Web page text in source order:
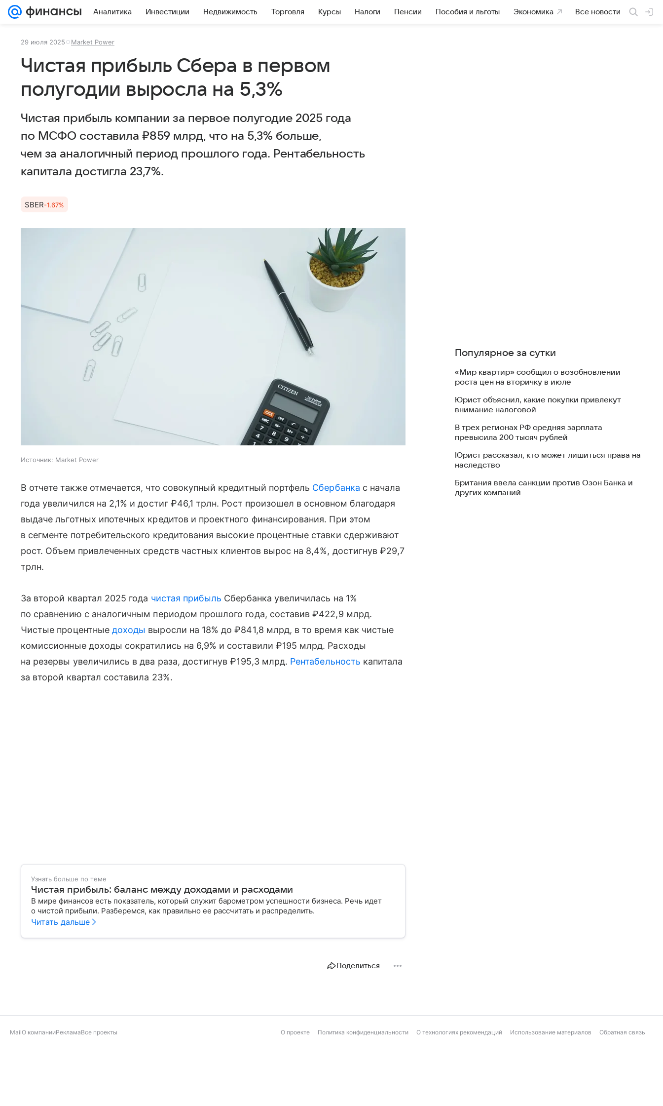
Аналитика Инвестиции Недвижимость Торговля Курсы Налоги Пенсии Пособия и льготы Экономика Все новости
29 июля 2025 Market Power
Чистая прибыль Сбера в первом
полугодии выросла на 5,3%
Чистая прибыль компании за первое полугодие 2025 года
по МСФО составила ₽859 млрд, что на 5,3% больше,
чем за аналогичный период прошлого года. Рентабельность
капитала достигла 23,7%.
SBER-1.67%
Источник: Market Power
В отчете также отмечается, что совокупный кредитный портфель Сбербанка с начала
года увеличился на 2,1% и достиг ₽46,1 трлн. Рост произошел в основном благодаря
выдаче льготных ипотечных кредитов и проектного финансирования. При этом
в сегменте потребительского кредитования высокие процентные ставки сдерживают
рост. Объем привлеченных средств частных клиентов вырос на 8,4%, достигнув ₽29,7
трлн.
За второй квартал 2025 года чистая прибыль Сбербанка увеличилась на 1%
по сравнению с аналогичным периодом прошлого года, составив ₽422,9 млрд.
Чистые процентные доходы выросли на 18% до ₽841,8 млрд, в то время как чистые
комиссионные доходы сократились на 6,9% и составили ₽195 млрд. Расходы
на резервы увеличились в два раза, достигнув ₽195,3 млрд. Рентабельность капитала
за второй квартал составила 23%.
Узнать больше по теме
Чистая прибыль: баланс между доходами и расходами
В мире финансов есть показатель, который служит барометром успешности бизнеса. Речь идет
о чистой прибыли. Разберемся, как правильно ее рассчитать и распределить.
Читать дальше
Поделиться
Популярное за сутки
«Мир квартир» сообщил о возобновлении
роста цен на вторичку в июле
Юрист объяснил, какие покупки привлекут
внимание налоговой
В трех регионах РФ средняя зарплата
превысила 200 тысяч рублей
Юрист рассказал, кто может лишиться права на
наследство
Британия ввела санкции против Озон Банка и
других компаний
MailО компанииРекламаВсе проекты О проекте Политика конфиденциальности О технологиях рекомендаций Использование материалов Обратная связь